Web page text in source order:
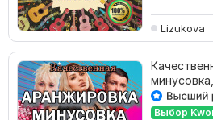
Lizukova
известной
Выбор